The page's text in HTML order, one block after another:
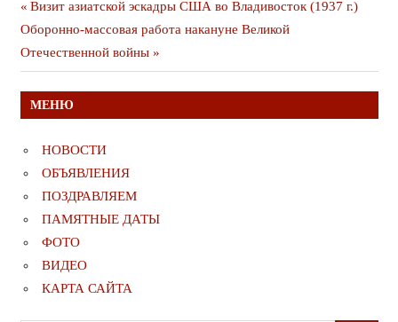
Навигация
по
записям
Предыдущая
публикация
Визит азиатской эскадры США во Владивосток (1937 г.)
Следующая
публикация
Оборонно-массовая работа накануне Великой
Отечественной войны
МЕНЮ
НОВОСТИ
ОБЪЯВЛЕНИЯ
ПОЗДРАВЛЯЕМ
ПАМЯТНЫЕ ДАТЫ
ФОТО
ВИДЕО
КАРТА САЙТА